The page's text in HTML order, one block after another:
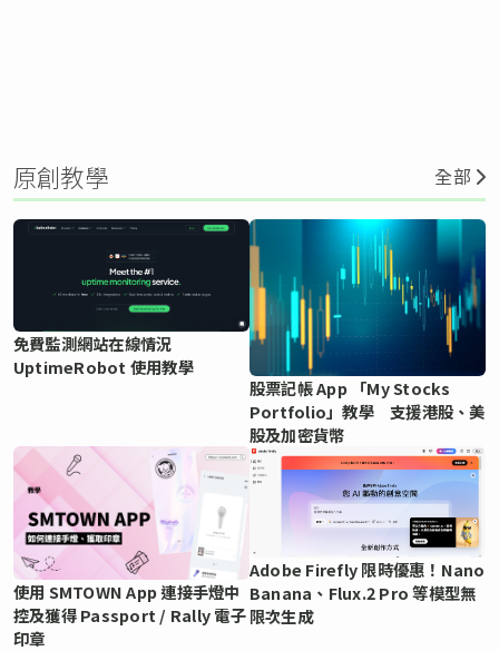
原創教學 全部
免費監測網站在線情況
UptimeRobot 使用教學
股票記帳 App 「My Stocks
Portfolio」教學 支援港股、美
股及加密貨幣
使用 SMTOWN App 連接手燈中
控及獲得 Passport / Rally 電子
印章
Adobe Firefly 限時優惠！Nano
Banana、Flux.2 Pro 等模型無
限次生成